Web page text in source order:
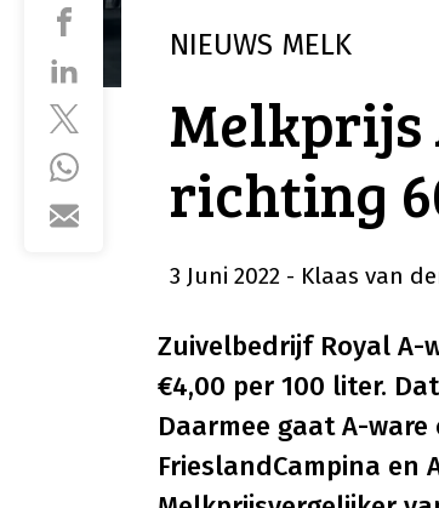
NIEUWS MELK
Melkprijs
richting
3 Juni 2022 - Klaas van
Zuivelbedrijf Royal A-
€4,00 per 100 liter.
Daarmee gaat A-
FrieslandCampina en